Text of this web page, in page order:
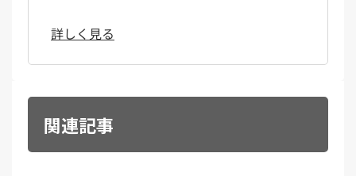
詳しく見る
関連記事